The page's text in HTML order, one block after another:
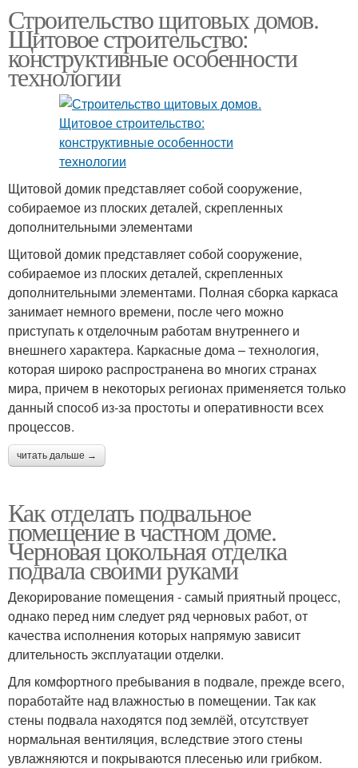
Строительство щитовых домов.
Щитовое строительство:
конструктивные особенности
технологии
Щитовой домик представляет собой сооружение,
собираемое из плоских деталей, скрепленных
дополнительными элементами
Щитовой домик представляет собой сооружение,
собираемое из плоских деталей, скрепленных
дополнительными элементами. Полная сборка каркаса
занимает немного времени, после чего можно
приступать к отделочным работам внутреннего и
внешнего характера. Каркасные дома – технология,
которая широко распространена во многих странах
мира, причем в некоторых регионах применяется только
данный способ из-за простоты и оперативности всех
процессов.
читать дальше →
Как отделать подвальное
помещение в частном доме.
Черновая цокольная отделка
подвала своими руками
Декорирование помещения - самый приятный процесс,
однако перед ним следует ряд черновых работ, от
качества исполнения которых напрямую зависит
длительность эксплуатации отделки.
Для комфортного пребывания в подвале, прежде всего,
поработайте над влажностью в помещении. Так как
стены подвала находятся под землёй, отсутствует
нормальная вентиляция, вследствие этого стены
увлажняются и покрываются плесенью или грибком.